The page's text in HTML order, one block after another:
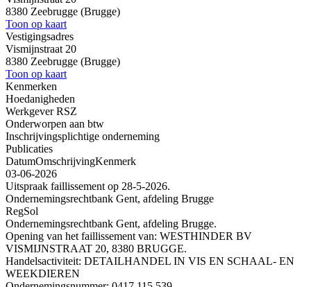
8380 Zeebrugge (Brugge)
Toon op kaart
Vestigingsadres
Vismijnstraat 20
8380 Zeebrugge (Brugge)
Toon op kaart
Kenmerken
Hoedanigheden
Werkgever RSZ
Onderworpen aan btw
Inschrijvingsplichtige onderneming
Publicaties
DatumOmschrijvingKenmerk
03-06-2026
Uitspraak faillissement op 28-5-2026.
Ondernemingsrechtbank Gent, afdeling Brugge
RegSol
Ondernemingsrechtbank Gent, afdeling Brugge.
Opening van het faillissement van: WESTHINDER BV
VISMIJNSTRAAT 20, 8380 BRUGGE.
Handelsactiviteit: DETAILHANDEL IN VIS EN SCHAAL- EN
WEEKDIEREN